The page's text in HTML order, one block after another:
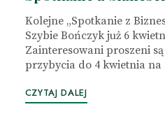
Kolejne „Spotkanie z
Szybie Bończyk już 6
Zainteresowani proszeni
przybycia do 4 kwietnia
CZYTAJ DALEJ